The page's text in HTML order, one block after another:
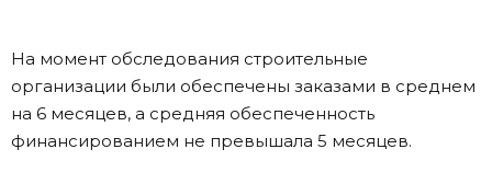
На момент обследования строительные
организации были обеспечены заказами в среднем
на 6 месяцев, а средняя обеспеченность
финансированием не превышала 5 месяцев.